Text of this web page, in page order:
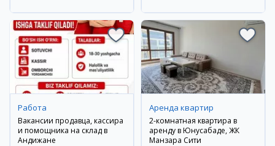
Работа
Вакансии продавца, кассира
и помощника на склад в
Андижане
Аренда квартир
2-комнатная квартира в
аренду в Юнусабаде, ЖК
Манзара Сити